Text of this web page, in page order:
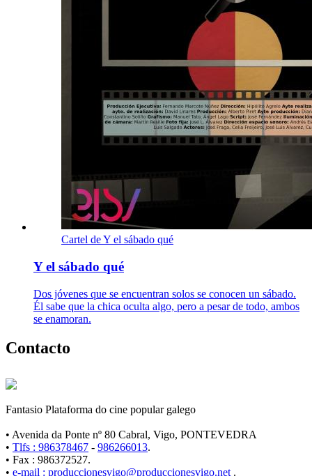
Cartel de Y el sábado qué
Y el sábado qué
Dos jóvenes que se encuentran solos se conocen un sábado.
Él sabe que la chica oculta algo, pero a pesar de todo, ambos
se enamoran.
Contacto
Fantasio Plataforma do cine popular galego
• Avenida da Ponte nº 80 Cabral, Vigo, PONTEVEDRA
• Tlfs : 986378467 - 986266013.
• Fax : 986372527.
• e-mail : produccionesvigo@produccionesvigo.net .